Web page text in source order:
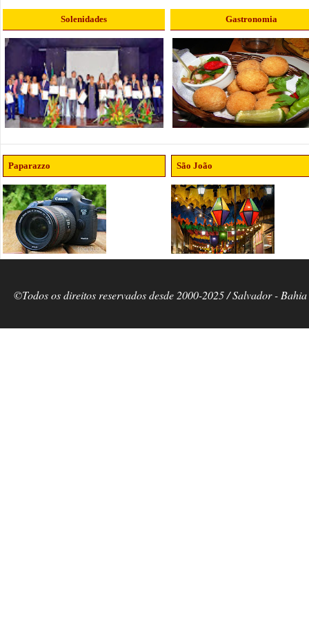
Solenidades Gastronomia
Paparazzo São João
©Todos os direitos reservados desde 2000-2025 / Salvador -